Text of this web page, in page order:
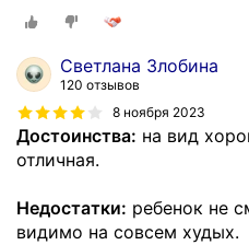
Светлана Злобина
120 отзывов
8 ноября 2023
Достоинства: на вид
отличная.
Недостатки: ребенок не
видимо на совсем худых.